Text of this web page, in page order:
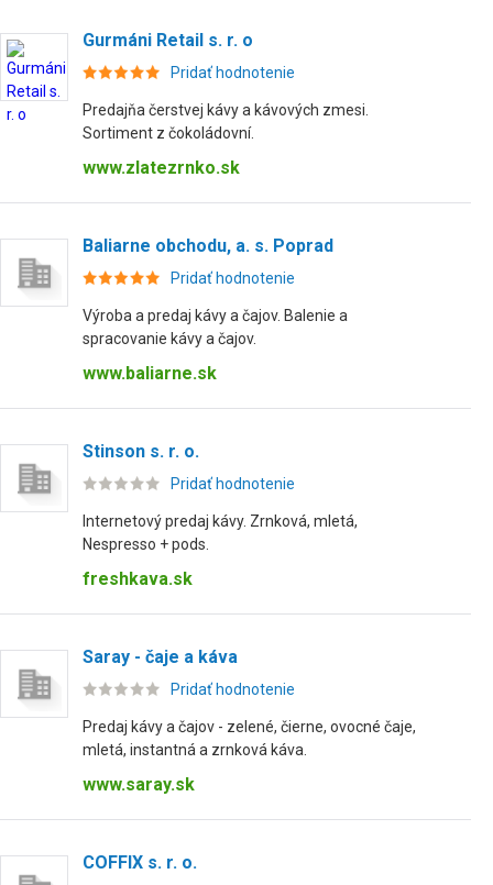
Gurmáni Retail s. r. o
Pridať hodnotenie
Predajňa čerstvej kávy a kávových zmesi.
Sortiment z čokoládovní.
www.zlatezrnko.sk
Baliarne obchodu, a. s. Poprad
Pridať hodnotenie
Výroba a predaj kávy a čajov. Balenie a
spracovanie kávy a čajov.
www.baliarne.sk
Stinson s. r. o.
Pridať hodnotenie
Internetový predaj kávy. Zrnková, mletá,
Nespresso + pods.
freshkava.sk
Saray - čaje a káva
Pridať hodnotenie
Predaj kávy a čajov - zelené, čierne, ovocné čaje,
mletá, instantná a zrnková káva.
www.saray.sk
COFFIX s. r. o.